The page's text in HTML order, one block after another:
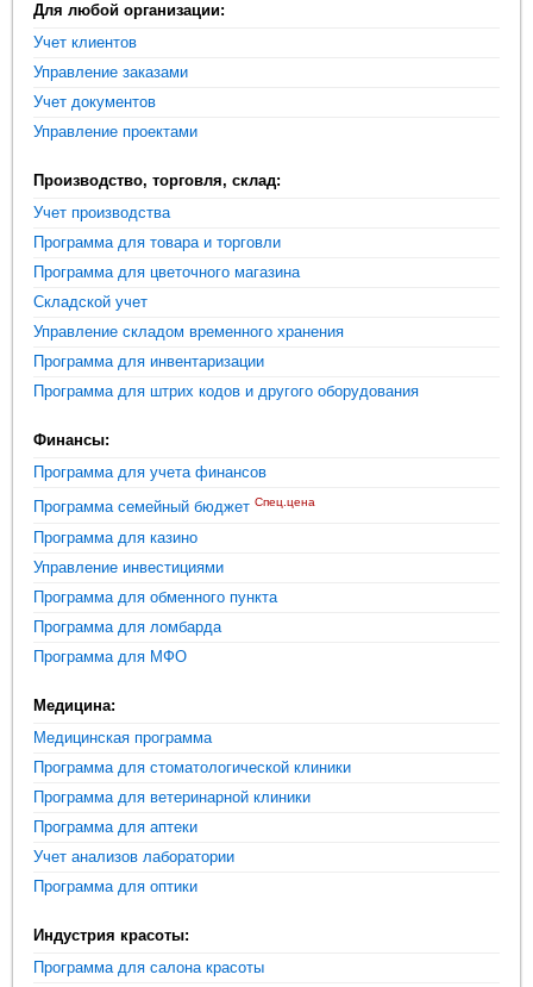
Для любой организации:
Учет клиентов
Управление заказами
Учет документов
Управление проектами
Производство, торговля, склад:
Учет производства
Программа для товара и торговли
Программа для цветочного магазина
Складской учет
Управление складом временного хранения
Программа для инвентаризации
Программа для штрих кодов и другого оборудования
Финансы:
Программа для учета финансов
Программа семейный бюджет Спец.цена
Программа для казино
Управление инвестициями
Программа для обменного пункта
Программа для ломбарда
Программа для МФО
Медицина:
Медицинская программа
Программа для стоматологической клиники
Программа для ветеринарной клиники
Программа для аптеки
Учет анализов лаборатории
Программа для оптики
Индустрия красоты:
Программа для салона красоты